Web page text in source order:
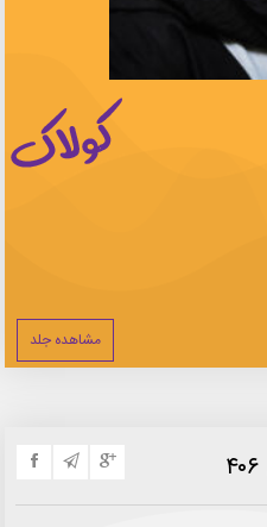
مشاهده جلد